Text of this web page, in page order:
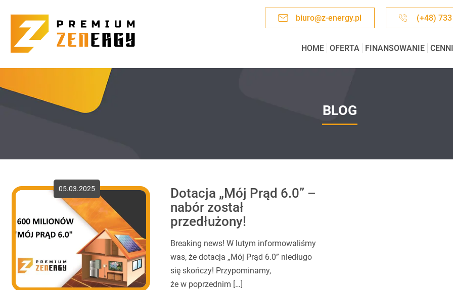
biuro@z-energy.pl (+48)
HOME OFERTA FINANSOWANIE
BLOG
05.03.2025
Dotacja „Mój Prąd 6.0” –
nabór został
przedłużony!
Breaking news! W lutym informowaliśmy
was, że dotacja „Mój Prąd 6.0” niedługo
się skończy! Przypominamy,
że w poprzednim […]